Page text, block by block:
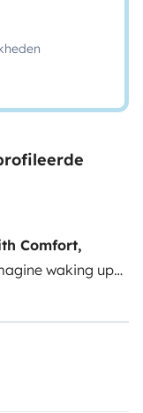
Comfort,
waking up
on a new